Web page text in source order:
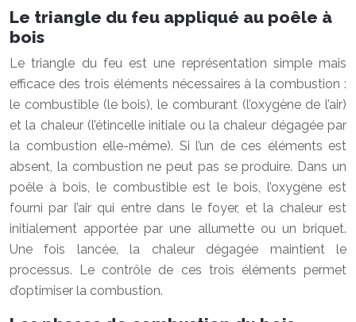
Le triangle du feu appliqué au poêle à
bois
Le triangle du feu est une représentation simple mais
efficace des trois éléments nécessaires à la combustion :
le combustible (le bois), le comburant (l’oxygène de l’air)
et la chaleur (l’étincelle initiale ou la chaleur dégagée par
la combustion elle-même). Si l’un de ces éléments est
absent, la combustion ne peut pas se produire. Dans un
poêle à bois, le combustible est le bois, l’oxygène est
fourni par l’air qui entre dans le foyer, et la chaleur est
initialement apportée par une allumette ou un briquet.
Une fois lancée, la chaleur dégagée maintient le
processus. Le contrôle de ces trois éléments permet
d’optimiser la combustion.